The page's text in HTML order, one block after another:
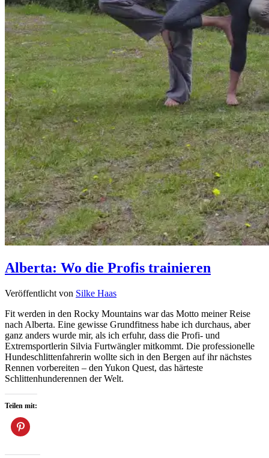
Alberta: Wo die Profis trainieren
Veröffentlicht von Silke Haas
Fit werden in den Rocky Mountains war das Motto meiner Reise
nach Alberta. Eine gewisse Grundfitness habe ich durchaus, aber
ganz anders wurde mir, als ich erfuhr, dass die Profi- und
Extremsportlerin Silvia Furtwängler mitkommt. Die professionelle
Hundeschlittenfahrerin wollte sich in den Bergen auf ihr nächstes
Rennen vorbereiten – den Yukon Quest, das härteste
Schlittenhunderennen der Welt.
Teilen mit: